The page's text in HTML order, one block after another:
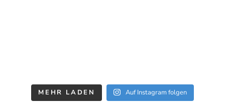
MEHR LADEN Auf Instagram folgen